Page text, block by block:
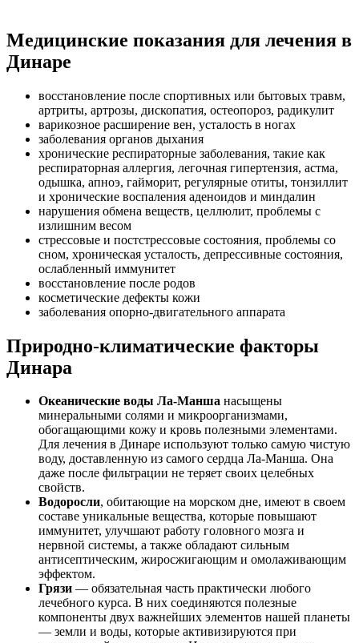
Медицинские показания для лечения в
Динаре
восстановление после спортивных или бытовых травм,
артриты, артрозы, дископатия, остеопороз, радикулит
варикозное расширение вен, усталость в ногах
заболевания органов дыхания
хронические респираторные заболевания, такие как
респираторная аллергия, легочная гипертензия, астма,
одышка, апноэ, гайморит, регулярные отиты, тонзиллит
и хронические воспаления аденоидов и миндалин
нарушения обмена веществ, целлюлит, проблемы с
излишним весом
стрессовые и постстрессовые состояния, проблемы со
сном, хроническая усталость, депрессивные состояния,
ослабленный иммунитет
восстановление после родов
косметические дефекты кожи
заболевания опорно-двигательного аппарата
Природно-климатические факторы
Динара
Океанические воды Ла-Манша насыщены
минеральными солями и микроорганизмами,
обогащающими кожу и кровь полезными элементами.
Для лечения в Динаре используют только самую чистую
воду, доставленную из самого сердца Ла-Манша. Она
даже после фильтрации не теряет своих целебных
свойств.
Водоросли, обитающие на морском дне, имеют в своем
составе уникальные вещества, которые повышают
иммунитет, улучшают работу головного мозга и
нервной системы, а также обладают сильным
антисептическим, жиросжигающим и омолаживающим
эффектом.
Грязи — обязательная часть практически любого
лечебного курса. В них соединяются полезные
компоненты двух важнейших элементов нашей планеты
— земли и воды, которые активизируются при